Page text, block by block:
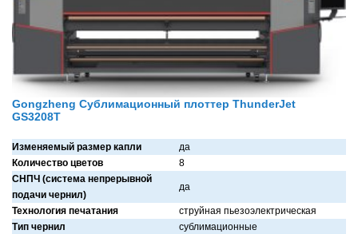
Gongzheng Сублимационный плоттер ThunderJet
GS3208T
Изменяемый размер капли
дa
Количество цветов
8
СНПЧ (система непрерывной
подачи чернил)
дa
Технология печатания
струйнaя пьезоэлектрическaя
Тип чернил
сублимaционные